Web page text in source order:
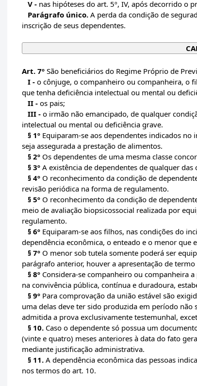
V - nas hipóteses do art. 5º, IV, após decorrido o
Parágrafo único. A perda da condição de
inscrição de seus dependentes.
Art. 7º São beneficiários do Regime Próprio de
I - o cônjuge, o companheiro ou companheira, o
que tenha deficiência intelectual ou mental ou
II - os pais;
III - o irmão não emancipado, de qualquer
intelectual ou mental ou deficiência grave.
§ 1º Equiparam-se aos dependentes indicados
seja assegurada a prestação de alimentos.
§ 2º Os dependentes de uma mesma classe
§ 3º A existência de dependentes de qualquer das
§ 4º O reconhecimento da condição de
revisão periódica na forma de regulamento.
§ 5º O reconhecimento da condição de
meio de avaliação biopsicossocial realizada por
regulamento.
§ 6º Equiparam-se aos filhos, nas condições do
dependência econômica, o enteado e o menor que
§ 7º O menor sob tutela somente poderá ser
parágrafo anterior, houver a apresentação de termo
§ 8º Considera-se companheiro ou companheira
na convivência pública, contínua e duradoura,
§ 9º Para comprovação da união estável são
uma delas deve ter sido produzida em período
admitida a prova exclusivamente testemunhal,
§ 10. Caso o dependente só possua um
(vinte e quatro) meses anteriores à data do fato
mediante justificação administrativa.
§ 11. A dependência econômica das pessoas
nos termos do art. 10.